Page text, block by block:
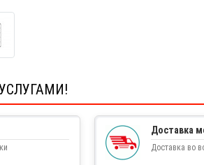
Доставка
Доставка во